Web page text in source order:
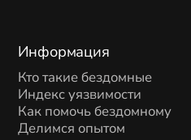
Информация
Кто такие бездомные
Индекс уязвимости
Как помочь бездомному
Делимся опытом